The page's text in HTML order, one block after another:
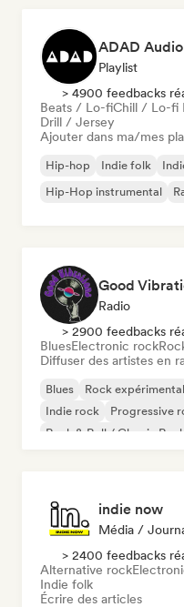
ADAD Audio
Playlist
> 4900 feedbacks
Beats / Lo-fiChill / Lo-fi
Drill / Jersey
Ajouter dans ma/mes
Hip-hop Indie folk
Hip-Hop instrumental
Good
Radio
> 2900 feedbacks
BluesElectronic rock
Diffuser des artistes en
Blues Rock expérimental
Indie rock
Progressive
Rock & Roll / Classic Rock
indie now
Média /
> 2400 feedbacks
Alternative rock
Indie folk
Écrire des articles